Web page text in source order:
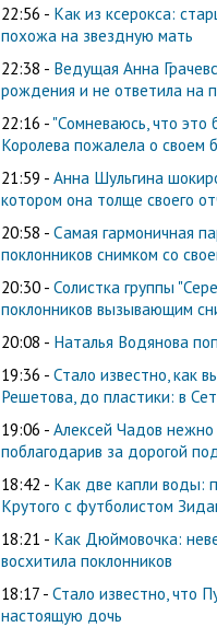
22:56 - Как из ксерокса:
похожа на звездную мать
22:38 - Ведущая Анна
рождения и не ответила на
22:16 - "Сомневаюсь, что
Королева пожалела о своем
21:59 - Анна Шульгина
котором она толще своего
20:58 - Самая гармоничная
поклонников снимком со
20:30 - Солистка группы
поклонников вызывающим
20:08 - Наталья Водянова
19:36 - Стало известно, как
Решетова, до пластики: в
19:06 - Алексей Чадов нежно
поблагодарив за дорогой
18:42 - Как две капли воды:
Крутого с футболистом
18:21 - Как Дюймовочка:
восхитила поклонников
18:17 - Стало известно, что
настоящую дочь